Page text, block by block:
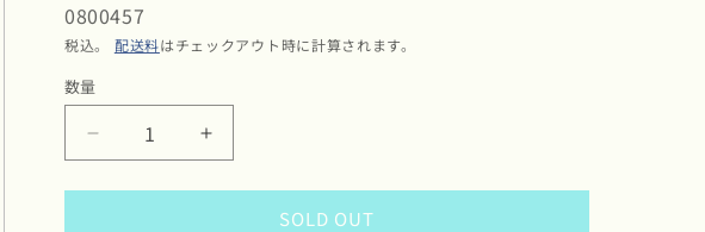
SKU:
0800457
税込。 配送料はチェックアウト時に計算されます。
数
数量
Ayers
/
Roy
Ayers
/
SOLD OUT